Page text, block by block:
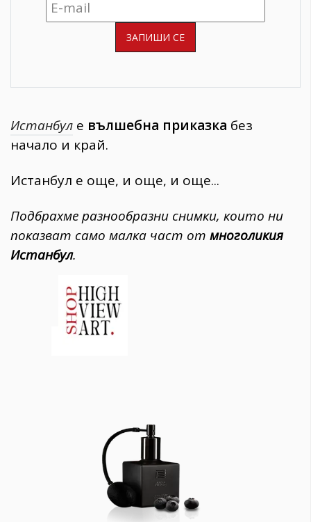
Истанбул е вълшебна приказка без
начало и край.
Истанбул е още, и още, и още...
Подбрахме разнообразни снимки, които ни
показват само малка част от многоликия
Истанбул.